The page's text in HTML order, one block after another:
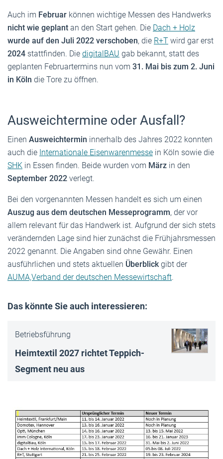
Auch im Februar können wichtige Messen des Handwerks
nicht wie geplant an den Start gehen. Die Dach + Holz
wurde auf den Juli 2022 verschoben, die R+T wird gar erst
2024 stattfinden. Die digitalBAU gab bekannt, statt des
geplanten Februartermins nun vom 31. Mai bis zum 2. Juni
in Köln die Tore zu öffnen.
Ausweichtermine oder Ausfall?
Einen Ausweichtermin innerhalb des Jahres 2022 konnten
auch die Internationale Eisenwarenmesse in Köln sowie die
SHK in Essen finden. Beide wurden vom März in den
September 2022 verlegt.
Bei den vorgenannten Messen handelt es sich um einen
Auszug aus dem deutschen Messeprogramm, der vor
allem relevant für das Handwerk ist. Aufgrund der sich stets
verändernden Lage sind hier zunächst die Frühjahrsmessen
2022 genannt. Die Angaben sind ohne Gewähr. Einen
ausführlichen und stets aktuellen Überblick gibt der
AUMA,Verband der deutschen Messewirtschaft.
Das könnte Sie auch interessieren:
Betriebsführung
Heimtextil 2027 richtet Teppich-
Segment neu aus